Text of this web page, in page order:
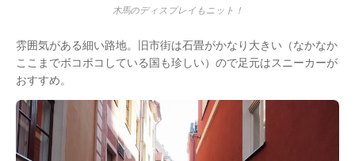
木馬のディスプレイもニット！
雰囲気がある細い路地。旧市街は石畳がかなり大きい（なかなか
ここまでボコボコしている国も珍しい）ので足元はスニーカーが
おすすめ。